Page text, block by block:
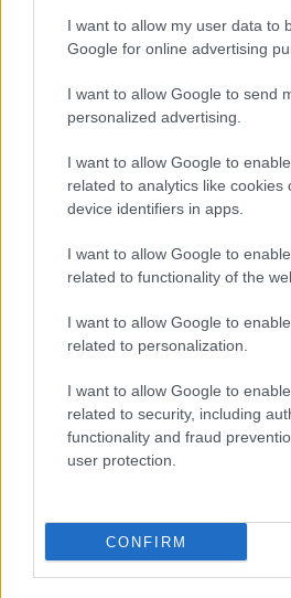
I want to allow my user data to
Google for online advertising
I want to allow Google to send
personalized advertising.
I want to allow Google to
related to analytics like cookies
device identifiers in apps.
I want to allow Google to
related to functionality of the
I want to allow Google to
related to personalization.
I want to allow Google to
related to security, including
functionality and fraud
user protection.
CONFIRM